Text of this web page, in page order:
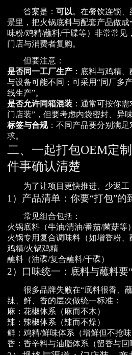
答案是： 可以。在餐饮连锁
景里，把火锅底料与配套产品做成
味粉/鸡精/蘸料/干碟等）非常常见
门店与消费者复购。
但要注意：
是否同一工厂生产 ：底料与鸡精
与设备可能不同；可采用“同厂多
线生产”。
是否允许同箱混装 ：通常可按你
门店装”，但要考虑内袋密封、异
标签与合规：不同产品要分别满
求。
二、一起打包OEM定
件事确认清楚
为了让项目更快推进、少返工
1）产品清单：你要“打包”的
常见组合包括：
火锅底料（牛油/清油/番茄/菌菇等）
火锅专用复合调味料（如增香粉、
鸡精/火锅鸡精
蘸料（油碟/复合蘸料/干碟）
2）口味统一：底料与蘸料要
很多品牌失败在“底料很香、
辣、鲜、香的层次做统一标准：
麻：花椒体系（麻而不木）
辣：辣椒体系（辣而不燥）
鲜：鸡精/鲜味体系（增鲜但不抢味
香：香辛料与油脂体系（留香与回